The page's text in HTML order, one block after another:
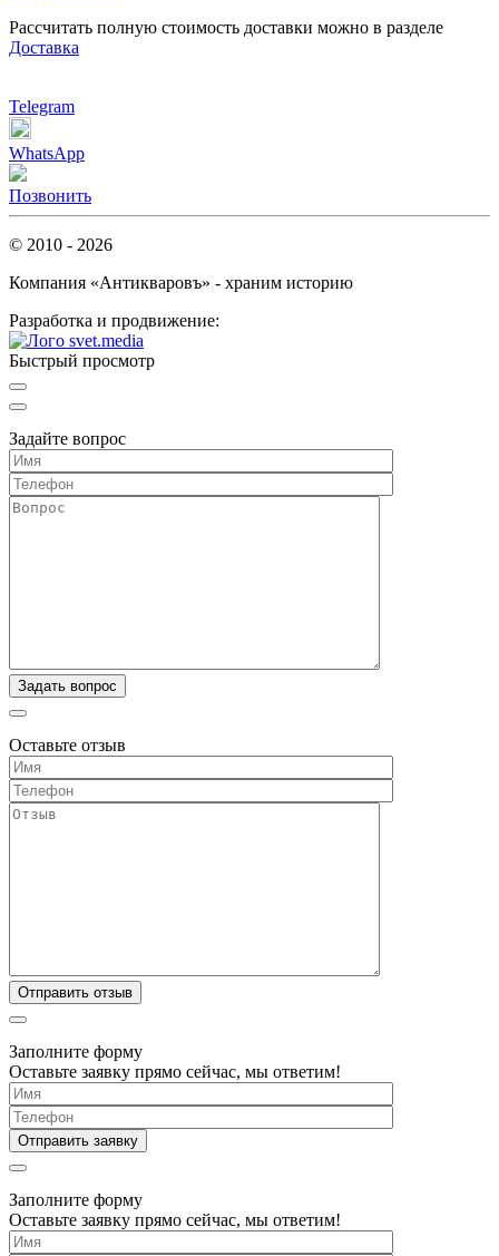
Рассчитать полную стоимость доставки можно в разделе
Доставка
Telegram
WhatsApp
Позвонить
© 2010 - 2026
Компания «Антикваровъ» - храним историю
Разработка и продвижение:
Быстрый просмотр
Задайте вопрос
Оставьте отзыв
Заполните форму
Оставьте заявку прямо сейчас, мы ответим!
Заполните форму
Оставьте заявку прямо сейчас, мы ответим!